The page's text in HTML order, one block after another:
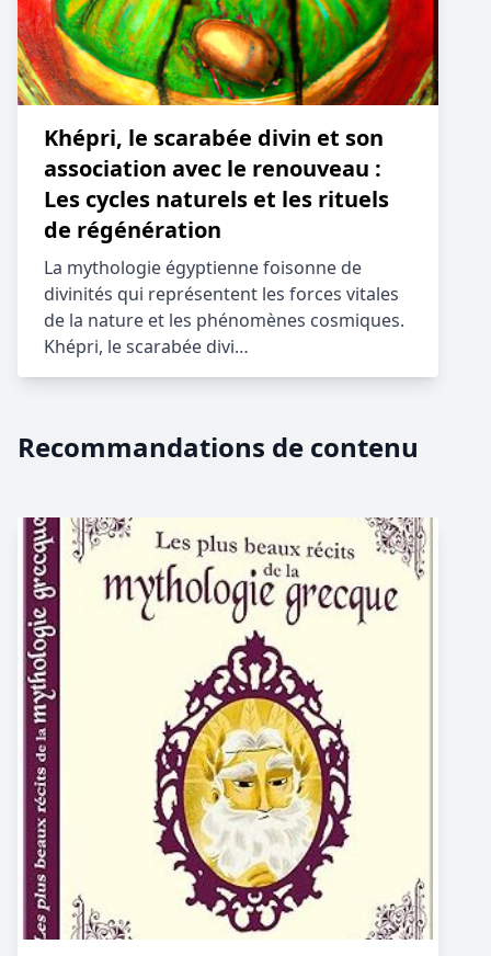
Khépri, le scarabée divin et son
association avec le renouveau :
Les cycles naturels et les rituels
de régénération
La mythologie égyptienne foisonne de
divinités qui représentent les forces vitales
de la nature et les phénomènes cosmiques.
Khépri, le scarabée divi…
Recommandations de contenu